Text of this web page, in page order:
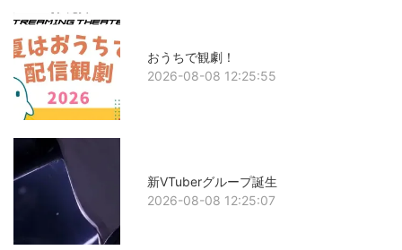
おうちで観劇！
2026-08-08 12:25:55
新VTuberグループ誕生
2026-08-08 12:25:07